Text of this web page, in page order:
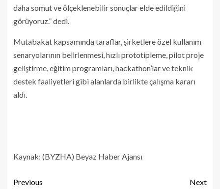
daha somut ve ölçeklenebilir sonuçlar elde edildiğini
görüyoruz.” dedi.
Mutabakat kapsamında taraflar, şirketlere özel kullanım
senaryolarının belirlenmesi, hızlı prototipleme, pilot proje
geliştirme, eğitim programları, hackathon’lar ve teknik
destek faaliyetleri gibi alanlarda birlikte çalışma kararı
aldı.
Kaynak: (BYZHA) Beyaz Haber Ajansı
Previous
Next